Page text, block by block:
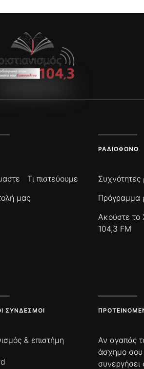
Τι πιστεύουμε
μας
ΡΑΔΙΌΦΩΝΟ
Συχνότητες
Πρόγραμμα
Ακούστε το
104,3 FM
ΣΎΝΔΕΣΜΟΙ
& επιστήμη
Αν αγαπάς
άσχημο σου